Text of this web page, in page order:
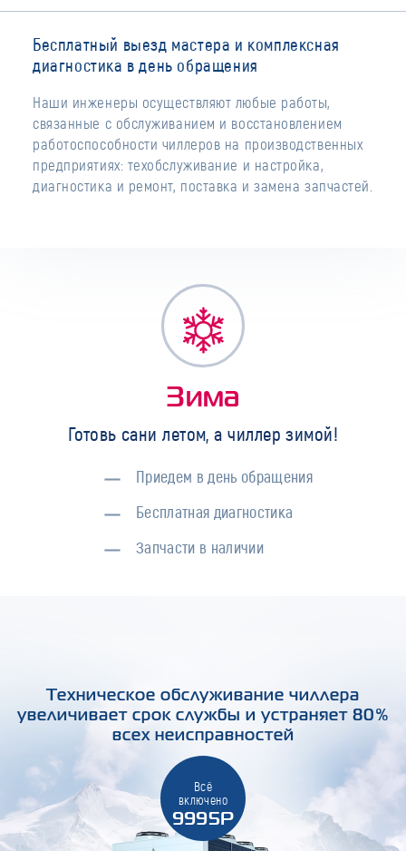
Бесплатный выезд мастера и комплексная
диагностика в день обращения
Наши инженеры осуществляют любые работы,
связанные с обслуживанием и восстановлением
работоспособности чиллеров на производственных
предприятиях: техобслуживание и настройка,
диагностика и ремонт, поставка и замена запчастей.
Зима
Готовь сани летом, а чиллер зимой!
Приедем в день обращения
Бесплатная диагностика
Запчасти в наличии
Техническое обслуживание чиллера
увеличивает срок службы и устраняет 80%
всех неисправностей
Всё
включено
9995Р